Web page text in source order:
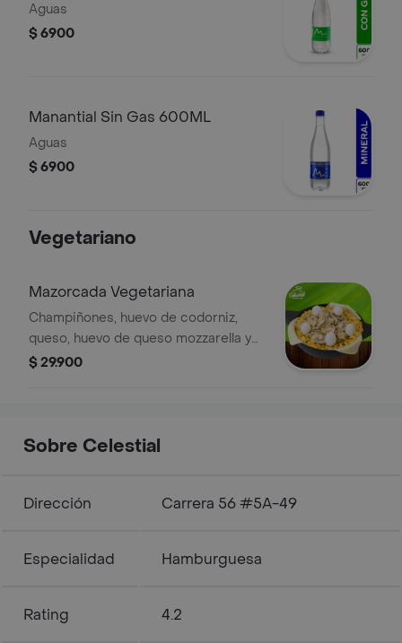
Aguas
$ 6900
Manantial Sin Gas 600ML
Aguas
$ 6900
Vegetariano
Mazorcada Vegetariana
Champiñones, huevo de codorniz,
queso, huevo de queso mozzarella y
maíz dulce.
$ 29.900
Sobre Celestial
Dirección Carrera 56 #5A-49
Especialidad Hamburguesa
Rating 4.2